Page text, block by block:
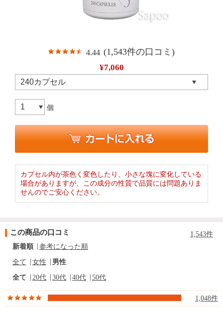
4.44 (1,543件の口コミ)
¥7,060
個
カプセル内が茶色く変色したり、小さな塊に変化している
場合がありますが、この成分の性質で品質には問題ありま
せんのでご安心ください。
この商品の口コミ
1,543件
新着順
参考になった順
全て 女性 男性
全て 20代 30代 40代 50代
1,048件